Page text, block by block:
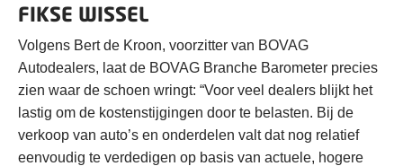
FIKSE WISSEL
Volgens Bert de Kroon, voorzitter van BOVAG
Autodealers, laat de BOVAG Branche Barometer precies
zien waar de schoen wringt: “Voor veel dealers blijkt het
lastig om de kostenstijgingen door te belasten. Bij de
verkoop van auto’s en onderdelen valt dat nog relatief
eenvoudig te verdedigen op basis van actuele, hogere